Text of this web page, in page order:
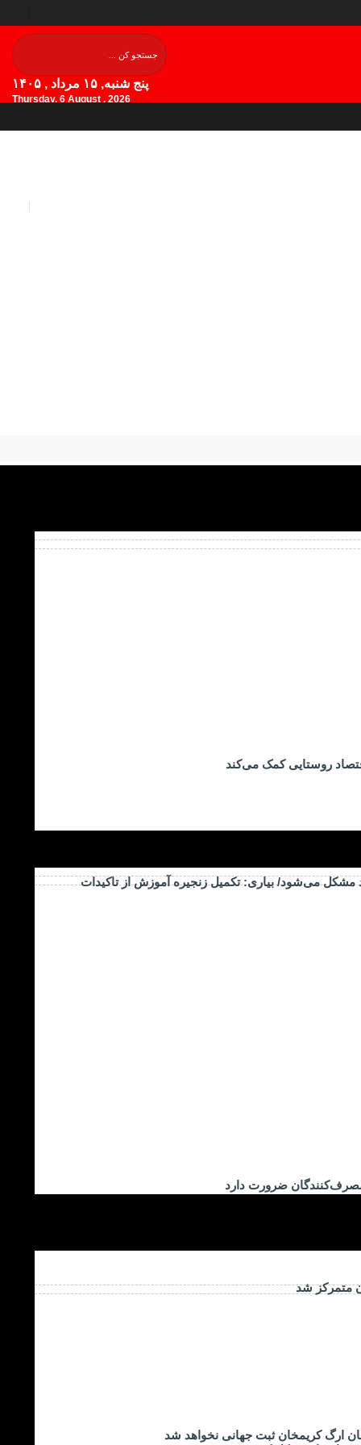
پنج شنبه, ۱۵ مرداد , ۱۴۰۵
Thursday, 6 August , 2026
روستایی کمک می‌کند
مشکل می‌شود/ بیاری: تکمیل زنجیره آموزش از تاکیدات
ضرورت دارد
متمرکز شد
ارگ کریمخان ثبت جهانی نخواهد شد